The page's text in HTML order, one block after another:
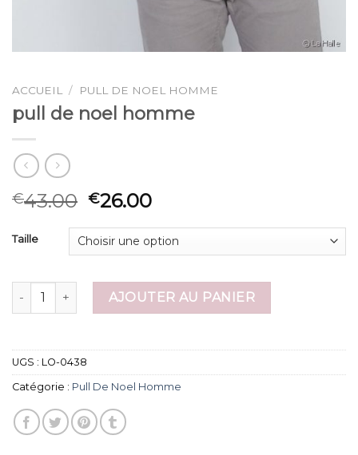
ACCUEIL / PULL DE NOEL HOMME
pull de noel homme
€43.00 €26.00
Taille
quantité de pull de noel homme
AJOUTER AU PANIER
UGS : LO-0438
Catégorie : Pull De Noel Homme